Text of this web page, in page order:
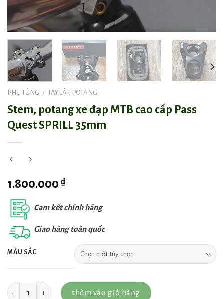
PHỤ TÙNG / TAY LÁI, POTANG
Stem, potang xe đạp MTB cao cấp Pass
Quest SPRILL 35mm
1.800.000 ₫
Cam kết chính hãng
Giao hàng toàn quốc
MÀU SẮC
Số lượng
thêm vào giỏ hàng